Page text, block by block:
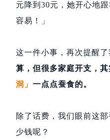
元降到30元，她开心地
容易！」
这一件小事，再次提醒了
算，但很多家庭开支，
洞」 一点点蚕食的。
除了话费，我们眼前这
少钱呢？